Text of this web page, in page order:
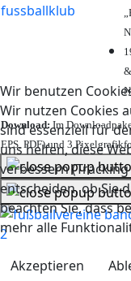
Wir benutzen
Wir nutzen Cookies
sind essenziell für
uns helfen, diese
verbessern
entscheiden, ob Sie
beachten Sie, dass
mehr alle
Akzeptieren
Download: Im
EPS, PDF) und 3